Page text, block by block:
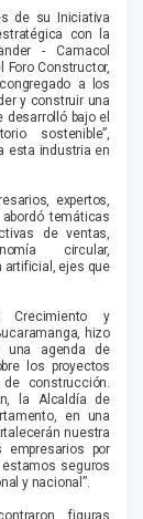
de su Iniciativa
con la
- Camacol
Foro Constructor,
a los
y construir una
bajo el
sostenible”,
esta industria en
expertos,
temáticas
de ventas,
circular,
artificial, ejes que
Crecimiento y
hizo
una agenda de
los proyectos
construcción.
la Alcaldía de
en una
nuestra
empresarios por
seguros
y nacional”.